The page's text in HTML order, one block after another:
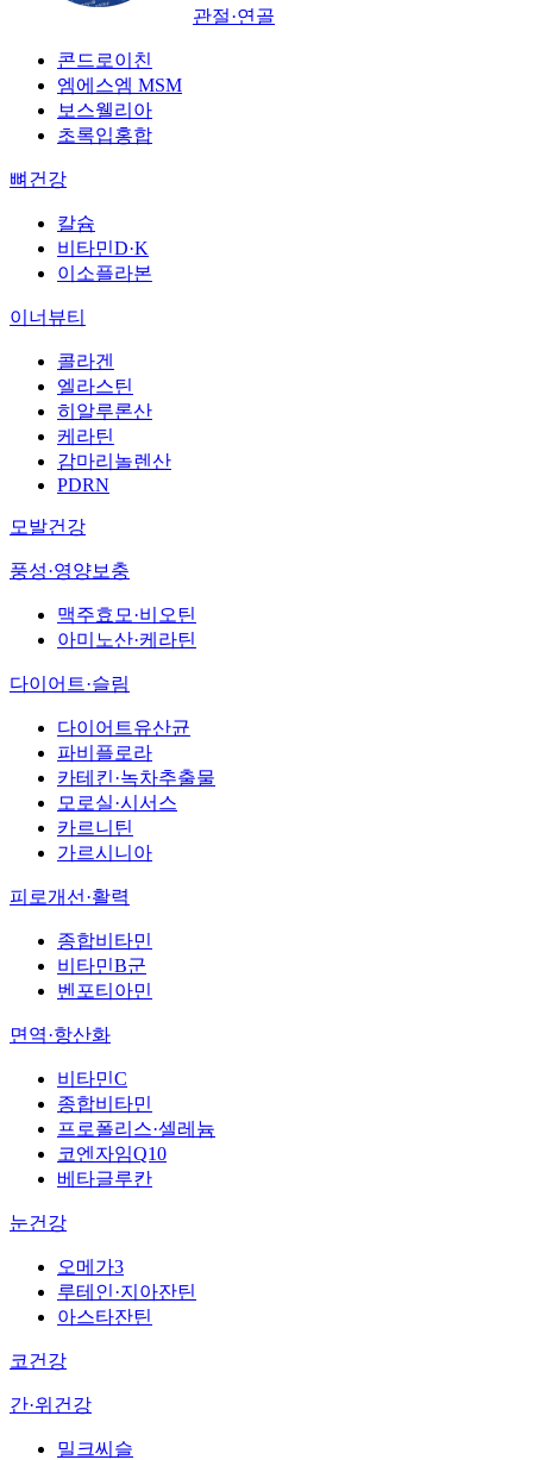
관절·연골
콘드로이친
엠에스엠 MSM
보스웰리아
초록입홍합
뼈건강
칼슘
비타민D·K
이소플라본
이너뷰티
콜라겐
엘라스틴
히알루론산
케라틴
감마리놀렌산
PDRN
모발건강
풍성·영양보충
맥주효모·비오틴
아미노산·케라틴
다이어트·슬림
다이어트유산균
파비플로라
카테킨·녹차추출물
모로실·시서스
카르니틴
가르시니아
피로개선·활력
종합비타민
비타민B군
벤포티아민
면역·항산화
비타민C
종합비타민
프로폴리스·셀레늄
코엔자임Q10
베타글루칸
눈건강
오메가3
루테인·지아잔틴
아스타잔틴
코건강
간·위건강
밀크씨슬